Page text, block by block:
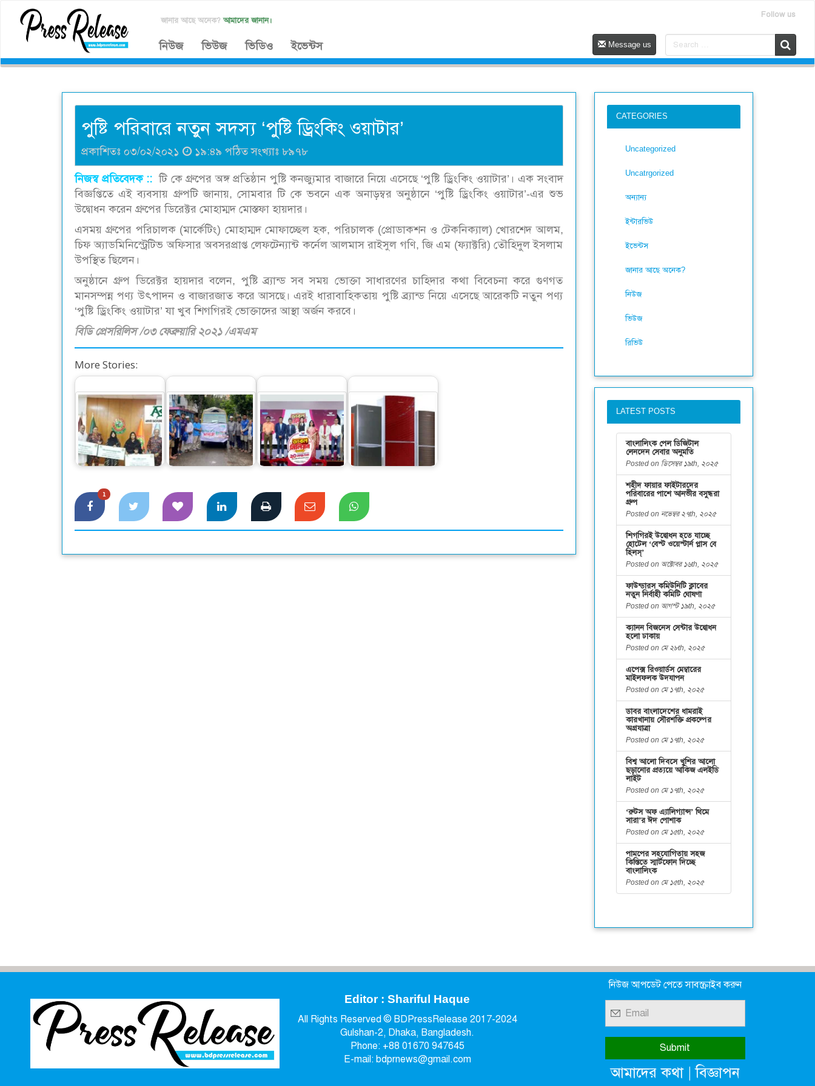
জানার আছে অনেক? আমাদের জানান।
Follow us
নিউজ ভিউজ ভিডিও ইভেন্টস Message us
পুষ্টি পরিবারে নতুন সদস্য ‘পুষ্টি ড্রিংকিং ওয়াটার’
প্রকাশিতঃ ০৩/০২/২০২১ ১৯:৪৯ পঠিত সংখ্যাঃ ৮৯৭৮
নিজস্ব প্রতিবেদক ::টি কে গ্রুপের অঙ্গ প্রতিষ্ঠান পুষ্টি কনজ্যুমার বাজারে নিয়ে এসেছে ‘পুষ্টি ড্রিংকিং ওয়াটার’। এক সংবাদ
বিজ্ঞপ্তিতে এই ব্যবসায় গ্রুপটি জানায়, সোমবার টি কে ভবনে এক অনাড়ম্বর অনুষ্ঠানে ‘পুষ্টি ড্রিংকিং ওয়াটার’-এর শুভ
উদ্বোধন করেন গ্রুপের ডিরেক্টর মোহাম্মদ মোস্তফা হায়দার।
এসময় গ্রুপের পরিচালক (মার্কেটিং) মোহাম্মদ মোফাচ্ছেল হক, পরিচালক (প্রোডাকশন ও টেকনিক্যাল) খোরশেদ আলম,
চিফ অ্যাডমিনিস্ট্রেটিভ অফিসার অবসরপ্রাপ্ত লেফটেন্যান্ট কর্নেল আলমাস রাইসুল গণি, জি এম (ফ্যাক্টরি) তৌহিদুল ইসলাম
উপস্থিত ছিলেন।
অনুষ্ঠানে গ্রুপ ডিরেক্টর হায়দার বলেন, পুষ্টি ব্র্যান্ড সব সময় ভোক্তা সাধারণের চাহিদার কথা বিবেচনা করে গুণগত
মানসম্পন্ন পণ্য উৎপাদন ও বাজারজাত করে আসছে। এরই ধারাবাহিকতায় পুষ্টি ব্র্যান্ড নিয়ে এসেছে আরেকটি নতুন পণ্য
‘পুষ্টি ড্রিংকিং ওয়াটার’ যা খুব শিগগিরই ভোক্তাদের আস্থা অর্জন করবে।
বিডি প্রেসরিলিস /০৩ ফেব্রুয়ারি ২০২১ /এমএম
More Stories:
শহীদ ফায়ার ফাইটারদের
পরিবারের পাশে আনভীর
বসুন্ধরা গ্রুপ
চট্টগ্রামে বানবাসীদের
পাশে আইএসডিই ও যুব
ভোক্তা…
ওয়ালটন পণ্য কিনে ২০
লাখ টাকা পাওয়ার
সুযোগ
দেশি ফ্রিজে স্বপ্নপূরণ
1
CATEGORIES
Uncategorized
Uncatrgorized
অন্যান্য
ইন্টারভিউ
ইভেন্টস
জানার আছে অনেক?
নিউজ
ভিউজ
রিভিউ
LATEST POSTS
বাংলালিংক পেল ডিজিটাল
লেনদেন সেবার অনুমতি
Posted on ডিসেম্বর ১৯th, ২০২৫
শহীদ ফায়ার ফাইটারদের
পরিবারের পাশে আনভীর বসুন্ধরা
গ্রুপ
Posted on নভেম্বর ২৭th, ২০২৫
শিগগিরই উদ্বোধন হতে যাচ্ছে
হোটেল ‘বেস্ট ওয়েস্টার্ন প্লাস বে
হিলস্’
Posted on অক্টোবর ১৬th, ২০২৫
ফাউন্ডারস কমিউনিটি ক্লাবের
নতুন নির্বাহী কমিটি ঘোষণা
Posted on আগস্ট ১৯th, ২০২৫
ক্যানন বিজনেস সেন্টার উদ্বোধন
হলো ঢাকায়
Posted on মে ২৮th, ২০২৫
এপেক্স রিওয়ার্ডস মেম্বারের
মাইলফলক উদযাপন
Posted on মে ১৭th, ২০২৫
ডাবর বাংলাদেশের ধামরাই
কারখানায় সৌরশক্তি প্রকল্পের
অগ্রযাত্রা
Posted on মে ১৭th, ২০২৫
বিশ্ব আলো দিবসে খুশির আলো
ছড়ানোর প্রত্যয়ে আকিজ এলইডি
লাইট
Posted on মে ১৭th, ২০২৫
‘রুটস অফ এ্যালিগ্যান্স’ থিমে
সারা’র ঈদ পোশাক
Posted on মে ১৫th, ২০২৫
পামপের সহযোগিতায় সহজ
কিস্তিতে স্মার্টফোন দিচ্ছে
বাংলালিংক
Posted on মে ১৫th, ২০২৫
Editor : Shariful Haque
All Rights Reserved © BDPressRelease 2017-2024
Gulshan-2, Dhaka, Bangladesh.
Phone: +88 01670 947645
E-mail: bdprnews@gmail.com
নিউজ আপডেট পেতে সাবস্ক্রাইব করুন
আমাদের কথা|বিজ্ঞাপন